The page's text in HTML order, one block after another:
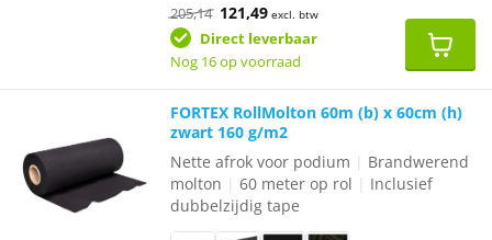
205,14 Oorspronkelijke
prijs
was:
121,49Huidige
prijs
is:
excl. btw
Direct leverbaar
Nog 16 op voorraad
FORTEX RollMolton 60m (b) x 60cm (h)
zwart 160 g/m2
Nette afrok voor podium
Brandwerend
molton |60 meter op rol
Inclusief
dubbelzijdig tape